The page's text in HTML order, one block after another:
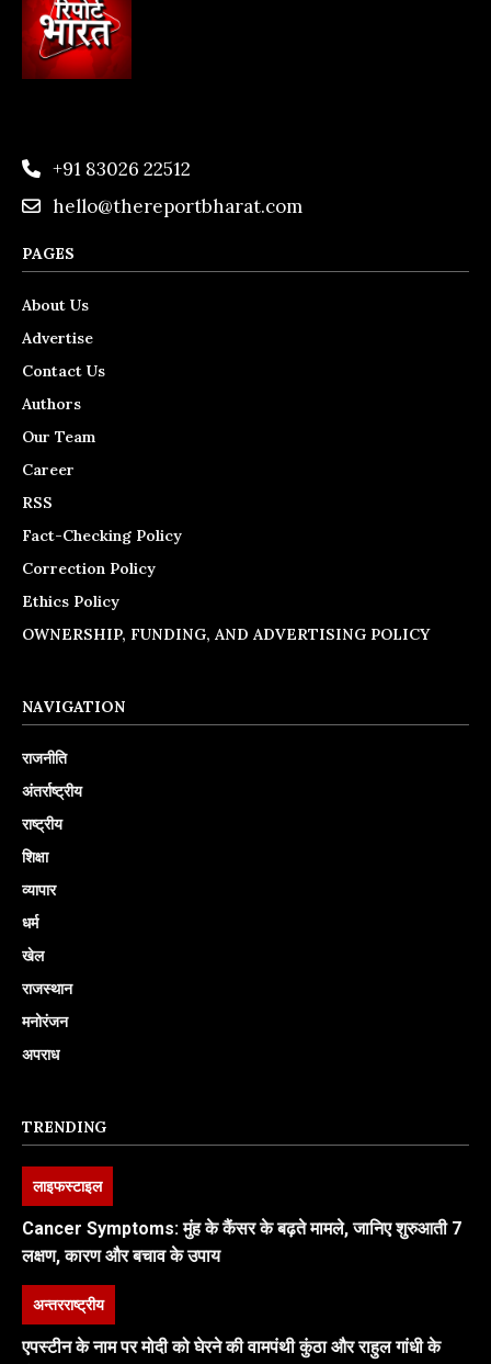
+91 83026 22512
hello@thereportbharat.com
PAGES
About Us
Advertise
Contact Us
Authors
Our Team
Career
RSS
Fact-Checking Policy
Correction Policy
Ethics Policy
OWNERSHIP, FUNDING, AND ADVERTISING POLICY
NAVIGATION
राजनीति
अंतर्राष्ट्रीय
राष्ट्रीय
शिक्षा
व्यापार
धर्म
खेल
राजस्थान
मनोरंजन
अपराध
TRENDING
लाइफस्टाइल
Cancer Symptoms: मुंह के कैंसर के बढ़ते मामले, जानिए शुरुआती 7
लक्षण, कारण और बचाव के उपाय
अन्तरराष्ट्रीय
एपस्टीन के नाम पर मोदी को घेरने की वामपंथी कुंठा और राहुल गांधी के